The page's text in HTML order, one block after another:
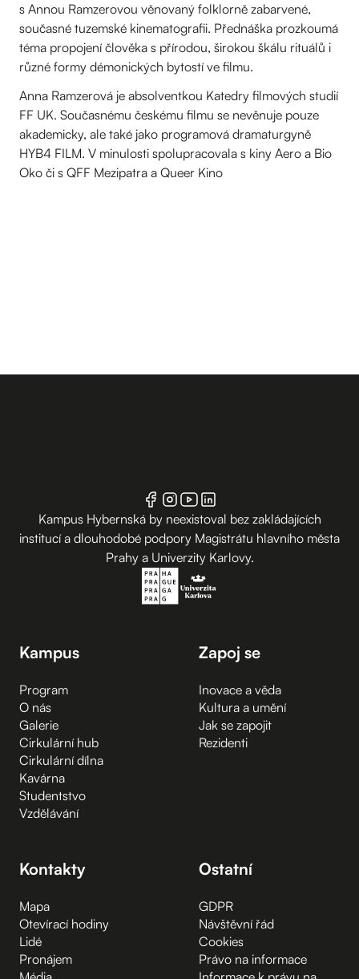
s Annou Ramzerovou věnovaný folklorně zabarvené,
současné tuzemské kinematografii. Přednáška prozkoumá
téma propojení člověka s přírodou, širokou škálu rituálů i
různé formy démonických bytostí ve filmu.
Anna Ramzerová je absolventkou Katedry filmových studií
FF UK. Současnému českému filmu se nevěnuje pouze
akademicky, ale také jako programová dramaturgyně
HYB4 FILM. V minulosti spolupracovala s kiny Aero a Bio
Oko či s QFF Mezipatra a Queer Kino
Kampus Hybernská by neexistoval bez zakládajících
institucí a dlouhodobé podpory Magistrátu hlavního města
Prahy a Univerzity Karlovy.
Kampus
Program
O nás
Galerie
Cirkulární hub
Cirkulární dílna
Kavárna
Studentstvo
Vzdělávání
Zapoj se
Inovace a věda
Kultura a umění
Jak se zapojit
Rezidenti
Kontakty
Mapa
Otevírací hodiny
Lidé
Pronájem
Ostatní
GDPR
Návštěvní řád
Cookies
Právo na informace